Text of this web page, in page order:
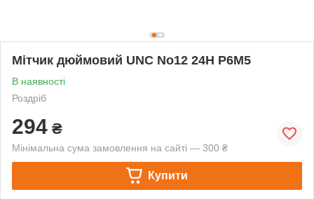
Мітчик дюймовий UNC No12 24Н Р6М5
В наявності
Роздріб
294 ₴
Мінімальна сума замовлення на сайті — 300 ₴
Купити